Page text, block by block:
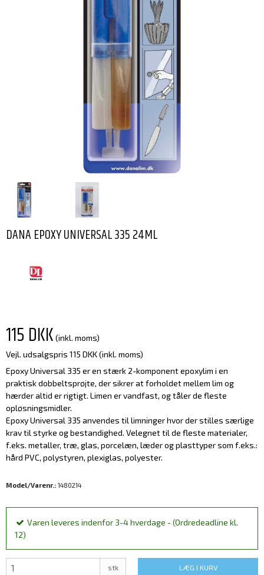
DANA EPOXY UNIVERSAL 335 24ML
115 DKK (inkl. moms)
Vejl. udsalgspris 115 DKK(inkl. moms)
Epoxy Universal 335 er en stærk 2-komponent epoxylim i en
praktisk dobbeltsprøjte, der sikrer at forholdet mellem lim og
hærder altid er rigtigt. Limen er vandfast, og tåler de fleste
opløsningsmidler.
Epoxy Universal 335 anvendes til limninger hvor der stilles særlige
krav til styrke og bestandighed. Velegnet til de fleste materialer,
f.eks. metaller, træ, glas, porcelæn, læder og plasttyper som f.eks.:
hård PVC, polystyren, plexiglas, polyester.
Model/Varenr.: 1480214
Varen leveres indenfor 3-4 hverdage - (Ordredeadline kl.
12)
stk LÆG I KURV